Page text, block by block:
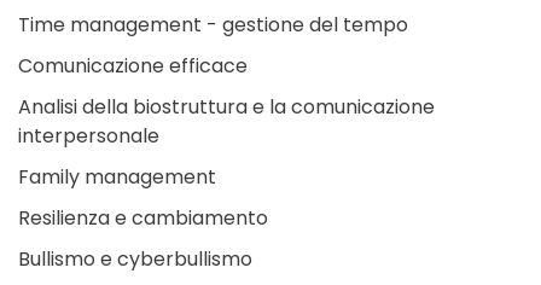
Time management - gestione del tempo
Comunicazione efficace
Analisi della biostruttura e la comunicazione
interpersonale
Family management
Resilienza e cambiamento
Bullismo e cyberbullismo